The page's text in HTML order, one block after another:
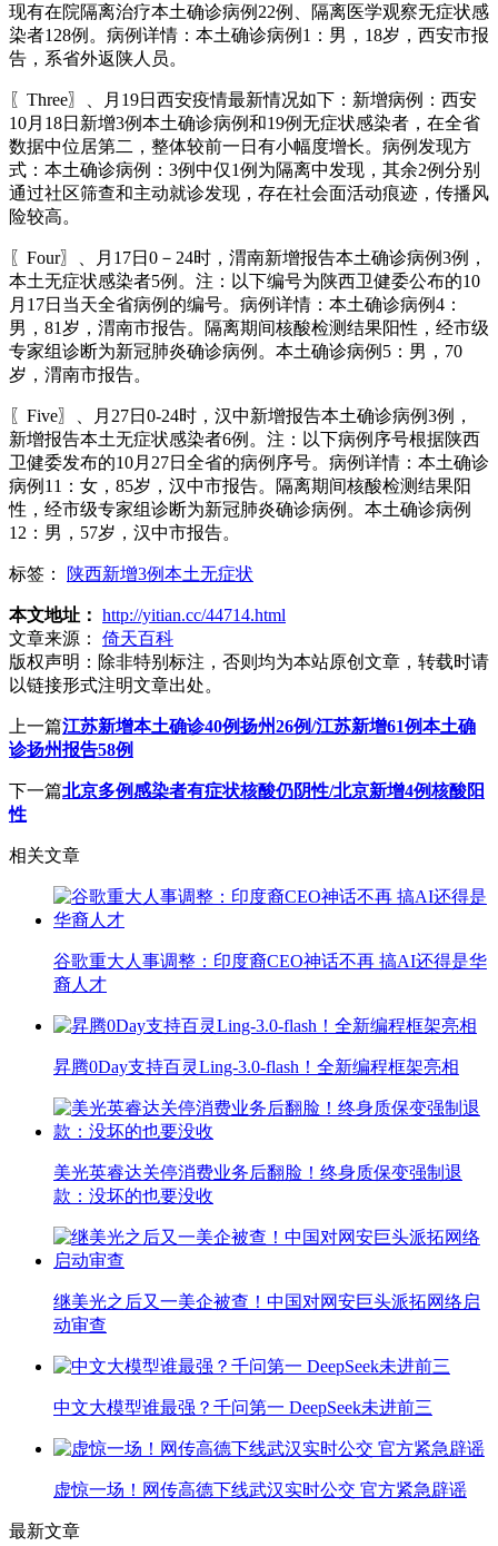
现有在院隔离治疗本土确诊病例22例、隔离医学观察无症状感
染者128例。病例详情：本土确诊病例1：男，18岁，西安市报
告，系省外返陕人员。
〖Three〗、月19日西安疫情最新情况如下：新增病例：西安
10月18日新增3例本土确诊病例和19例无症状感染者，在全省
数据中位居第二，整体较前一日有小幅度增长。病例发现方
式：本土确诊病例：3例中仅1例为隔离中发现，其余2例分别
通过社区筛查和主动就诊发现，存在社会面活动痕迹，传播风
险较高。
〖Four〗、月17日0－24时，渭南新增报告本土确诊病例3例，
本土无症状感染者5例。注：以下编号为陕西卫健委公布的10
月17日当天全省病例的编号。病例详情：本土确诊病例4：
男，81岁，渭南市报告。隔离期间核酸检测结果阳性，经市级
专家组诊断为新冠肺炎确诊病例。本土确诊病例5：男，70
岁，渭南市报告。
〖Five〗、月27日0-24时，汉中新增报告本土确诊病例3例，
新增报告本土无症状感染者6例。注：以下病例序号根据陕西
卫健委发布的10月27日全省的病例序号。病例详情：本土确诊
病例11：女，85岁，汉中市报告。隔离期间核酸检测结果阳
性，经市级专家组诊断为新冠肺炎确诊病例。本土确诊病例
12：男，57岁，汉中市报告。
标签： 陕西新增3例本土无症状
本文地址： http://yitian.cc/44714.html
文章来源：
倚天百科
版权声明： 除非特别标注，否则均为本站原创文章，转载时请
以链接形式注明文章出处。
上一篇江苏新增本土确诊40例扬州26例/江苏新增61例本土确
诊扬州报告58例
下一篇北京多例感染者有症状核酸仍阴性/北京新增4例核酸阳
性
相关文章
谷歌重大人事调整：印度裔CEO神话不再 搞AI还得是华
裔人才
昇腾0Day支持百灵Ling-3.0-flash！全新编程框架亮相
美光英睿达关停消费业务后翻脸！终身质保变强制退
款：没坏的也要没收
继美光之后又一美企被查！中国对网安巨头派拓网络启
动审查
中文大模型谁最强？千问第一 DeepSeek未进前三
虚惊一场！网传高德下线武汉实时公交 官方紧急辟谣
最新文章